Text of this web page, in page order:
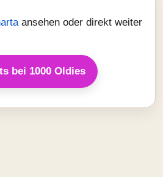
ansehen oder direkt weiter
bei 1000 Oldies